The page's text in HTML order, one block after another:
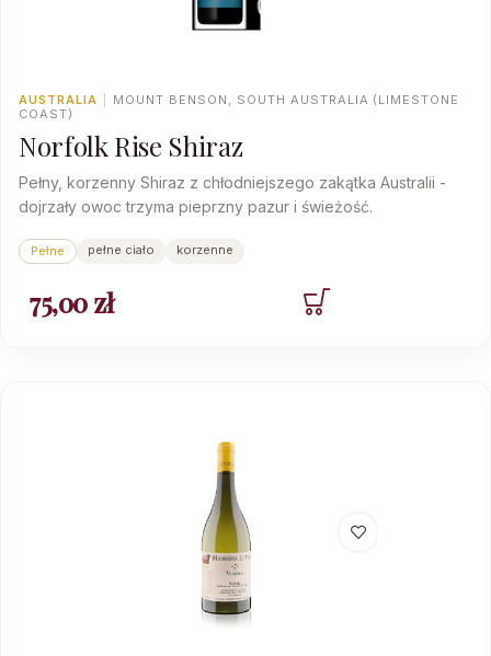
AUSTRALIA
MOUNT BENSON, SOUTH AUSTRALIA (LIMESTONE
COAST)
Norfolk Rise Shiraz
Pełny, korzenny Shiraz z chłodniejszego zakątka Australii -
dojrzały owoc trzyma pieprzny pazur i świeżość.
Pełne pełne ciało korzenne
75,00zł